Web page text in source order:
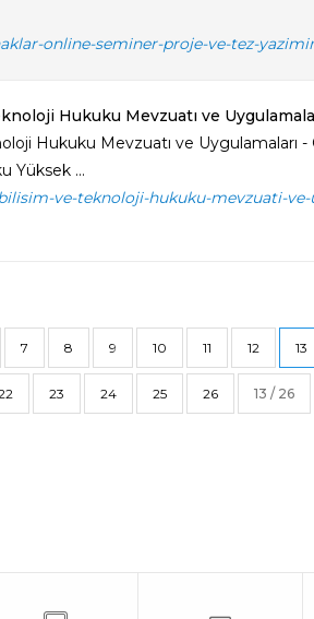
online-seminer-proje-ve-tez-
Hukuku Mevzuatı ve
Hukuku Mevzuatı ve Uygulamaları
Yüksek ...
ve-teknoloji-hukuku-mevzuati-
7 8 9 10 11 12 13
23 24 25 26 13 / 26